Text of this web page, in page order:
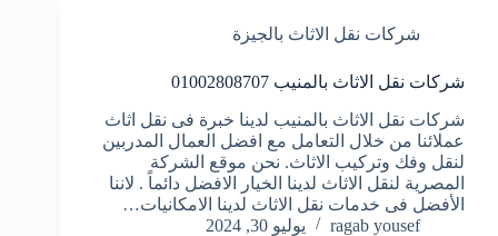
شركات نقل الاثاث بالجيزة
شركات نقل الاثاث بالمنيب 01002808707
شركات نقل الاثاث بالمنيب لدينا خبرة فى نقل اثاث
عملائنا من خلال التعامل مع افضل العمال المدربين
لنقل وفك وتركيب الاثاث. نحن موقع الشركة
المصرية لنقل الاثاث لدينا الخيار الافضل دائماً . لاننا
الأفضل فى خدمات نقل الاثاث لدينا الامكانيات…
ragab yousef
يوليو 30, 2024